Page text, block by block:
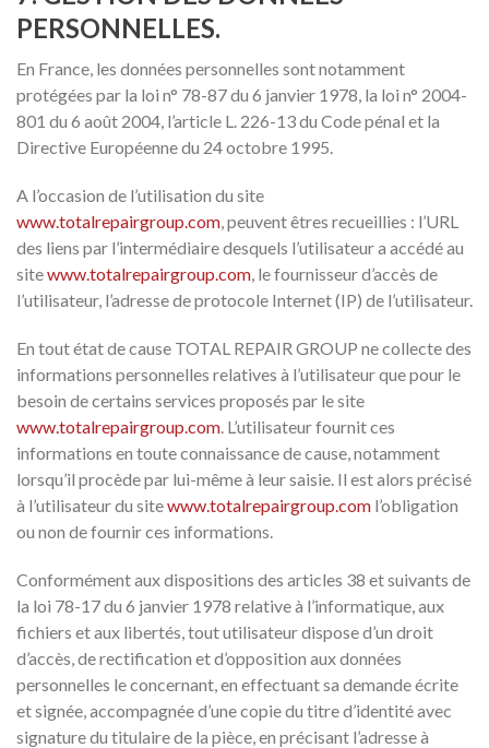
PERSONNELLES.
En France, les données personnelles sont notamment
protégées par la loi n° 78-87 du 6 janvier 1978, la loi n° 2004-
801 du 6 août 2004, l’article L. 226-13 du Code pénal et la
Directive Européenne du 24 octobre 1995.
A l’occasion de l’utilisation du site
www.totalrepairgroup.com, peuvent êtres recueillies : l’URL
des liens par l’intermédiaire desquels l’utilisateur a accédé au
sitewww.totalrepairgroup.com, le fournisseur d’accès de
l’utilisateur, l’adresse de protocole Internet (IP) de l’utilisateur.
En tout état de cause TOTAL REPAIR GROUP ne collecte des
informations personnelles relatives à l’utilisateur que pour le
besoin de certains services proposés par le site
www.totalrepairgroup.com. L’utilisateur fournit ces
informations en toute connaissance de cause, notamment
lorsqu’il procède par lui-même à leur saisie. Il est alors précisé
à l’utilisateur du sitewww.totalrepairgroup.com l’obligation
ou non de fournir ces informations.
Conformément aux dispositions des articles 38 et suivants de
la loi 78-17 du 6 janvier 1978 relative à l’informatique, aux
fichiers et aux libertés, tout utilisateur dispose d’un droit
d’accès, de rectification et d’opposition aux données
personnelles le concernant, en effectuant sa demande écrite
et signée, accompagnée d’une copie du titre d’identité avec
signature du titulaire de la pièce, en précisant l’adresse à